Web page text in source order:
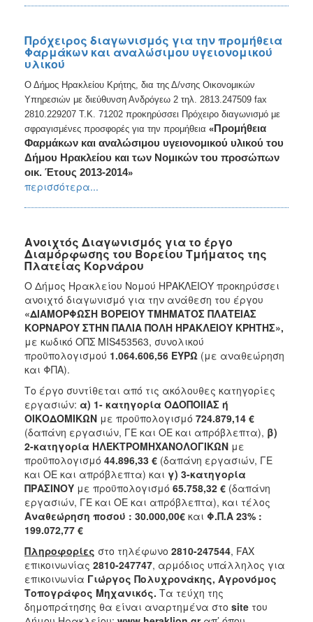
Πρόχειρος διαγωνισμός για την προμήθεια
Φαρμάκων και αναλώσιμου υγειονομικού
υλικού
Ο Δήμος Ηρακλείου Κρήτης, δια της Δ/νσης Οικονομικών
Υπηρεσιών με διεύθυνση Ανδρόγεω 2 τηλ. 2813.247509 fax
2810.229207 Τ.Κ. 71202 προκηρύσσει Πρόχειρο διαγωνισμό με
σφραγισμένες προσφορές για την προμήθεια « Προμήθεια
Φαρμάκων και αναλώσιμου υγειονομικού υλικού του
Δήμου Ηρακλείου και των Νομικών του προσώπων
οικ. Έτους 2013-2014»
περισσότερα...
Ανοιχτός Διαγωνισμός για το έργο
Διαμόρφωσης του Βορείου Τμήματος της
Πλατείας Κορνάρου
Ο Δήμος Ηρακλείου Νομού ΗΡΑΚΛΕΙΟΥ προκηρύσσει
ανοιχτό διαγωνισμό για την ανάθεση του έργου
«ΔΙΑΜΟΡΦΩΣΗ ΒΟΡΕΙΟΥ ΤΜΗΜΑΤΟΣ ΠΛΑΤΕΙΑΣ
ΚΟΡΝΑΡΟΥ ΣΤΗΝ ΠΑΛΙΑ ΠΟΛΗ ΗΡΑΚΛΕΙΟΥ ΚΡΗΤΗΣ»,
με κωδικό ΟΠΣ MIS453563, συνολικού
προϋπολογισμού 1.064.606,56 ΕΥΡΩ (με αναθεώρηση
και ΦΠΑ).
Το έργο συντίθεται από τις ακόλουθες κατηγορίες
εργασιών: α) 1- κατηγορία ΟΔΟΠΟΙΙΑΣ ή
ΟΙΚΟΔΟΜΙΚΩΝ με προϋπολογισμό 724.879,14 €
(δαπάνη εργασιών, ΓΕ και ΟΕ και απρόβλεπτα), β)
2-κατηγορία ΗΛΕΚΤΡΟΜΗΧΑΝΟΛΟΓΙΚΩΝ με
προϋπολογισμό 44.896,33 € (δαπάνη εργασιών, ΓΕ
και ΟΕ και απρόβλεπτα) και γ) 3-κατηγορία
ΠΡΑΣΙΝΟΥ με προϋπολογισμό 65.758,32 € (δαπάνη
εργασιών, ΓΕ και ΟΕ και απρόβλεπτα), και τέλος
Αναθεώρηση ποσού : 30.000,00€ και Φ.Π.Α 23% :
199.072,77 €
Πληροφορίες στο τηλέφωνο 2810-247544, FAX
επικοινωνίας 2810-247747, αρμόδιος υπάλληλος για
επικοινωνία Γιώργος Πολυχρονάκης, Αγρονόμος
Τοπογράφος Μηχανικός. Τα τεύχη της
δημοπράτησης θα είναι αναρτημένα στο site του